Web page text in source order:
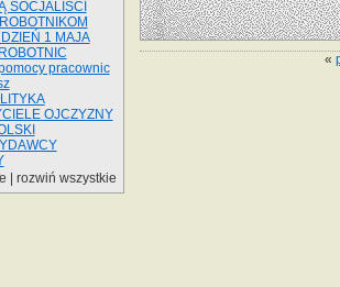
«
SOCJALIŚCI
1 MAJA
pracownic
OJCZYZNY
| rozwiń wszystkie